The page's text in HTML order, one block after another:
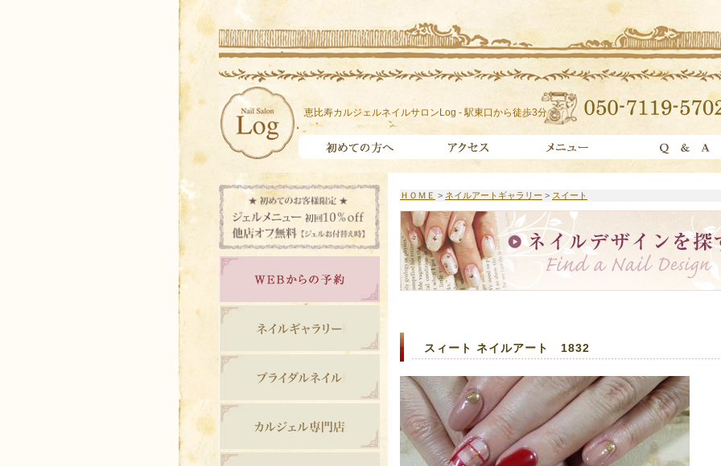
恵比寿カルジェルネイルサロンLog - 駅東口から徒歩3分
ＨＯＭＥ > ネイルアートギャラリー > スイート
スィート ネイルアート 1832